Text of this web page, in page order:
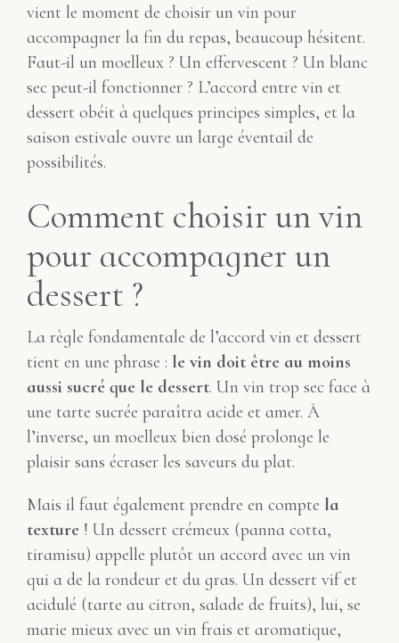
vient le moment de choisir un vin pour
accompagner la fin du repas, beaucoup hésitent.
Faut-il un moelleux ? Un effervescent ? Un blanc
sec peut-il fonctionner ? L’accord entre vin et
dessert obéit à quelques principes simples, et la
saison estivale ouvre un large éventail de
possibilités.
Comment choisir un vin
pour accompagner un
dessert ?
La règle fondamentale de l’accord vin et dessert
tient en une phrase : le vin doit être au moins
aussi sucré que le dessert. Un vin trop sec face à
une tarte sucrée paraîtra acide et amer. À
l’inverse, un moelleux bien dosé prolonge le
plaisir sans écraser les saveurs du plat.
Mais il faut également prendre en compte la
texture ! Un dessert crémeux (panna cotta,
tiramisu) appelle plutôt un accord avec un vin
qui a de la rondeur et du gras. Un dessert vif et
acidulé (tarte au citron, salade de fruits), lui, se
marie mieux avec un vin frais et aromatique,